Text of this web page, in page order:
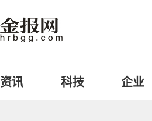
资讯 科技 企业